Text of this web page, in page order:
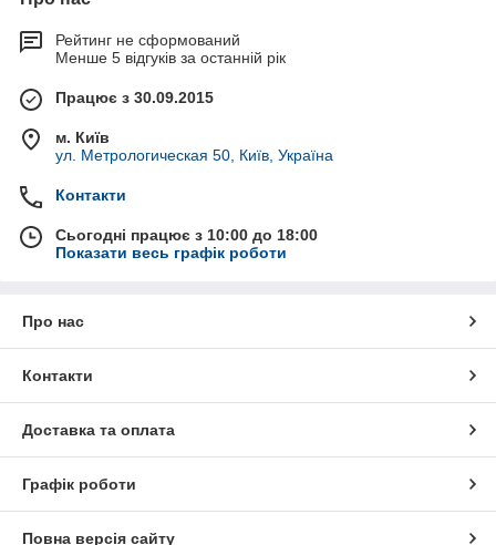
Рейтинг не сформований
Менше 5 відгуків за останній рік
Працює з 30.09.2015
м. Київ
ул. Метрологическая 50, Київ, Україна
Контакти
Сьогодні працює з 10:00 до 18:00
Показати весь графік роботи
Про нас
Контакти
Доставка та оплата
Графік роботи
Повна версія сайту